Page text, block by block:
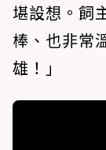
堪設想。飼
棒、也非常
雄！」